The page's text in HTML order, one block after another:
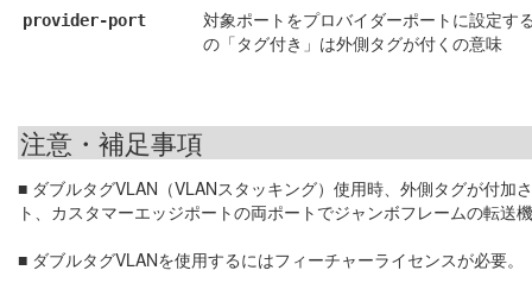
provider-port
対象ポートをプロバイダーポートに設定す
の「タグ付き」は外側タグが付くの意味
注意・補足事項
■ ダブルタグVLAN（VLANスタッキング）使用時、外側タグが付
ト、カスタマーエッジポートの両ポートでジャンボフレームの転送
■ ダブルタグVLANを使用するにはフィーチャーライセンスが必要。